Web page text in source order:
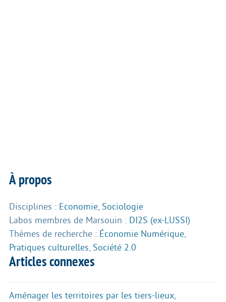
À propos
Disciplines : Economie Sociologie
Labos membres de Marsouin : DI2S (ex-LUSSI)
Thèmes de recherche : Économie Numérique
Pratiques culturelles Société 2.0
Articles connexes
Aménager les territoires par les tiers-lieux,